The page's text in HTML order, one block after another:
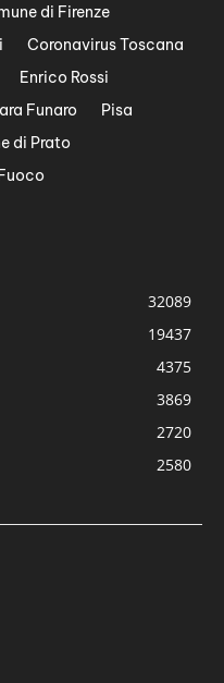
di Firenze
Coronavirus Toscana
Enrico Rossi
Funaro
Pisa
di Prato
32089
19437
4375
3869
2720
2580